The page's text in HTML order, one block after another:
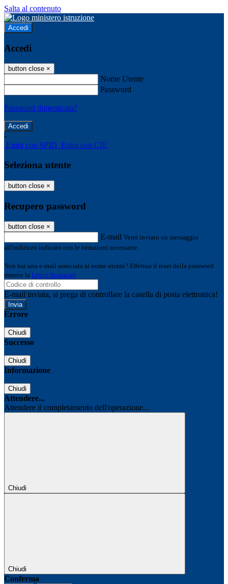
Salta al contenuto
Accedi
Accedi
button close ×
Nome Utente
Password
Password dimenticata?
-
Entra con SPID Entra con CIE
Seleziona utente
button close ×
Recupero password
button close ×
E-mail Verrà inviato un messaggio
all'indirizzo indicato con le istruzioni necessarie.
Non hai una e-mail associata al nome utente? Effettua il reset della password
tramite la Login Spaggiari
E-mail inviata, si prega di controllare la casella di posta elettronica!
Errore
Chiudi
Successo
Chiudi
Informazione
Chiudi
Attendere...
Attendere il completamento dell'operazione...
Chiudi
Chiudi
Conferma